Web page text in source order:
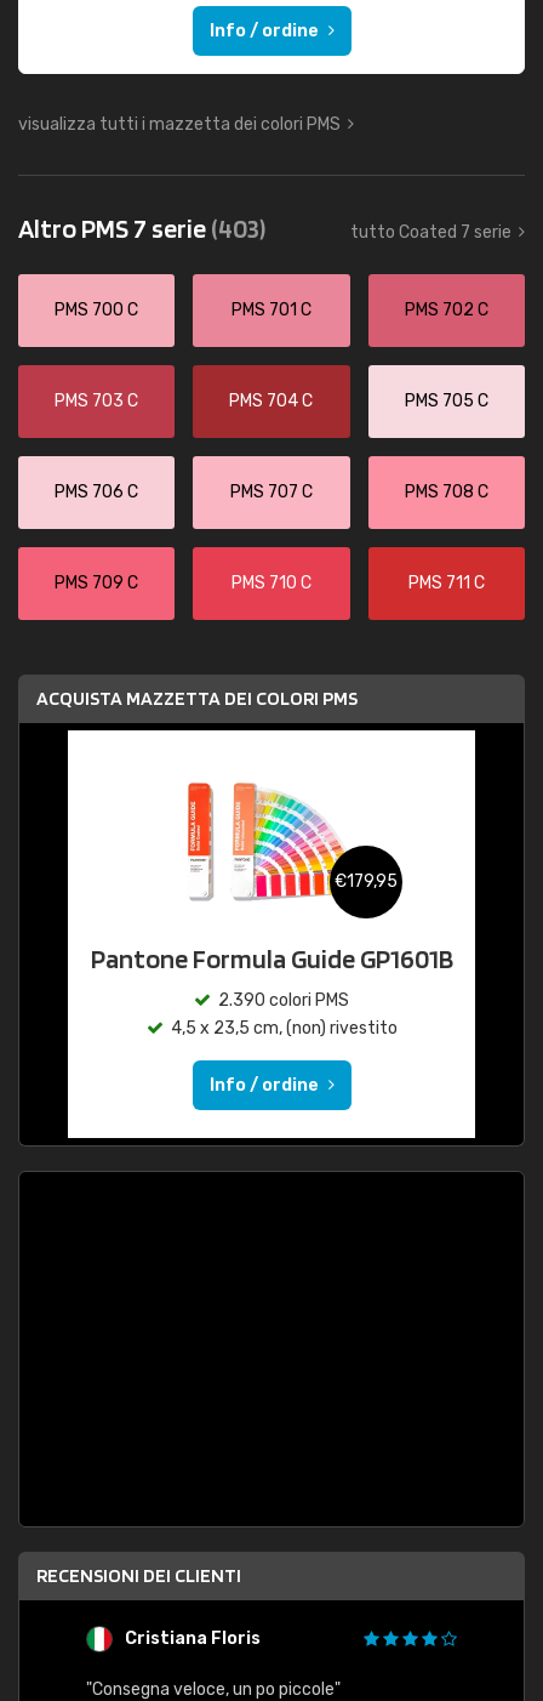
Info / ordine
visualizza tutti i mazzetta dei colori PMS
Altro PMS 7 serie(403) tutto Coated 7 serie
PMS 700 C PMS 701 C PMS 702 C
PMS 703 C PMS 704 C PMS 705 C
PMS 706 C PMS 707 C PMS 708 C
PMS 709 C PMS 710 C PMS 711 C
ACQUISTA MAZZETTA DEI COLORI PMS
€179,95
Pantone Formula Guide GP1601B
2.390 colori PMS
4,5 x 23,5 cm, (non) rivestito
Info / ordine
RECENSIONI DEI CLIENTI
Cristiana Floris
"Consegna veloce, un po piccole"